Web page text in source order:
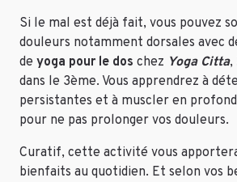
Si le mal est déjà fait, vous pouvez
douleurs notamment dorsales avec
de yoga pour le dos chez Yoga Citta,
dans le 3ème. Vous apprendrez à
persistantes et à muscler en
pour ne pas prolonger vos douleurs.
Curatif, cette activité vous
bienfaits au quotidien. Et selon vos